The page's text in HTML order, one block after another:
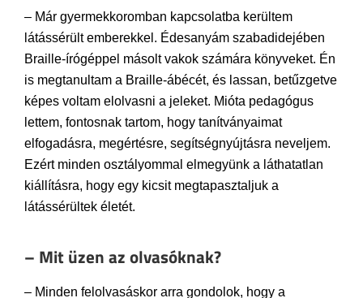
– Már gyermekkoromban kapcsolatba kerültem
látássérült emberekkel. Édesanyám szabadidejében
Braille-írógéppel másolt vakok számára könyveket. Én
is megtanultam a Braille-ábécét, és lassan, betűzgetve
képes voltam elolvasni a jeleket. Mióta pedagógus
lettem, fontosnak tartom, hogy tanítványaimat
elfogadásra, megértésre, segítségnyújtásra neveljem.
Ezért minden osztályommal elmegyünk a láthatatlan
kiállításra, hogy egy kicsit megtapasztaljuk a
látássérültek életét.
– Mit üzen az olvasóknak?
– Minden felolvasáskor arra gondolok, hogy a